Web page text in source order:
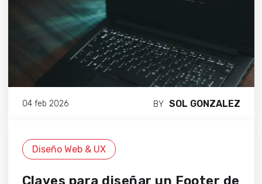
04 feb 2026 BY SOL GONZALEZ
Diseño Web & UX